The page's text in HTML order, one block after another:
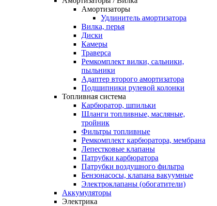
Амортизаторы
Удлинитель амортизатора
Вилка, перья
Диски
Камеры
Траверса
Ремкомплект вилки, сальники,
пыльники
Адаптер второго амортизатора
Подшипники рулевой колонки
Топливная система
Карбюратор, шпильки
Шланги топливные, масляные,
тройник
Фильтры топливные
Ремкомплект карбюратора, мембрана
Лепестковые клапаны
Патрубки карбюратора
Патрубки воздушного фильтра
Бензонасосы, клапана вакуумные
Электроклапаны (обогатители)
Аккумуляторы
Электрика